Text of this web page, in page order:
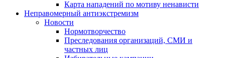
Карта нападений по мотиву ненависти
Неправомерный антиэкстремизм
Новости
Нормотворчество
Преследования организаций, СМИ и
частных лиц